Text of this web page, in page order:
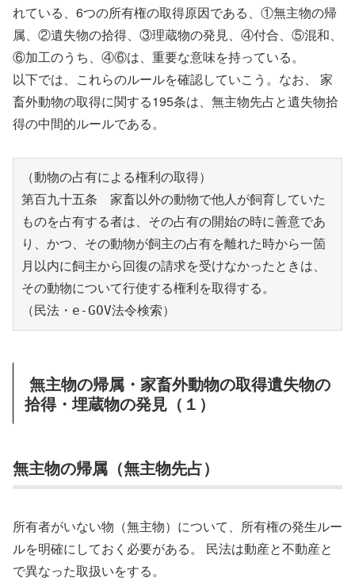
れている、6つの所有権の取得原因である、①無主物の帰
属、②遺失物の拾得、③理蔵物の発見、④付合、⑤混和、
⑥加工のうち、④⑥は、重要な意味を持っている。
以下では、これらのルールを確認していこう。なお、 家
畜外動物の取得に関する195条は、無主物先占と遺失物拾
得の中間的ルールである。
（動物の占有による権利の取得）
第百九十五条　家畜以外の動物で他人が飼育していた
ものを占有する者は、その占有の開始の時に善意であ
り、かつ、その動物が飼主の占有を離れた時から一箇
月以内に飼主から回復の請求を受けなかったときは、
その動物について行使する権利を取得する。
（民法・e-GOV法令検索）
無主物の帰属・家畜外動物の取得遺失物の
拾得・埋蔵物の発見（１）
無主物の帰属（無主物先占）
所有者がいない物（無主物）について、所有権の発生ルー
ルを明確にしておく必要がある。 民法は動産と不動産と
で異なった取扱いをする。